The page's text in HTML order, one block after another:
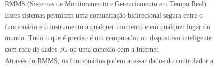
RMMS (Sistemas de Monitoramento e Gerenciamento em Tempo Real).
Esses sistemas permitem uma comunicação bidirecional segura entre o
funcionário e o instrumento a qualquer momento e em qualquer lugar do
mundo. Tudo o que é preciso é um computador ou dispositivo inteligente
com rede de dados 3G ou uma conexão com a Internet.
Através do RMMS, os funcionários podem acessar dados do controlador a